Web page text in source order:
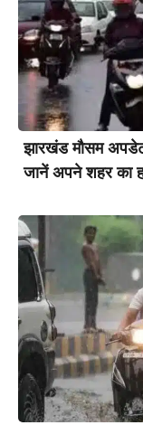
झारखंड मौसम
जानें अपने शहर का